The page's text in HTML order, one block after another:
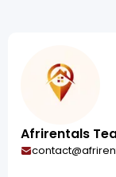
Afrirentals